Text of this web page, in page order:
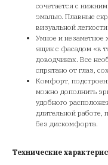
сочетается с
эмалью. Плавные
визуальной
Умное и незаметное
ящик с фасадом «в
доводчиках. Все
спрятано от глаз,
Комфорт,
можно дополнить
удобного
длительной работе,
без дискомфорта.
Технические